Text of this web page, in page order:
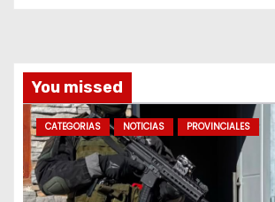
s
You missed
CATEGORIAS NOTICIAS PROVINCIALES